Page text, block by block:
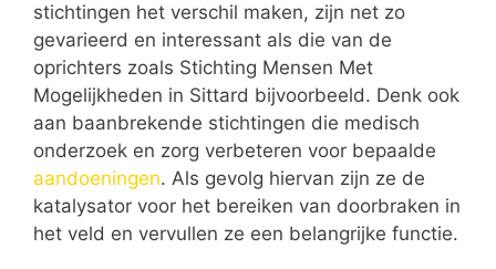
stichtingen het verschil maken, zijn net zo
gevarieerd en interessant als die van de
oprichters zoals Stichting Mensen Met
Mogelijkheden in Sittard bijvoorbeeld. Denk ook
aan baanbrekende stichtingen die medisch
onderzoek en zorg verbeteren voor bepaalde
aandoeningen. Als gevolg hiervan zijn ze de
katalysator voor het bereiken van doorbraken in
het veld en vervullen ze een belangrijke functie.